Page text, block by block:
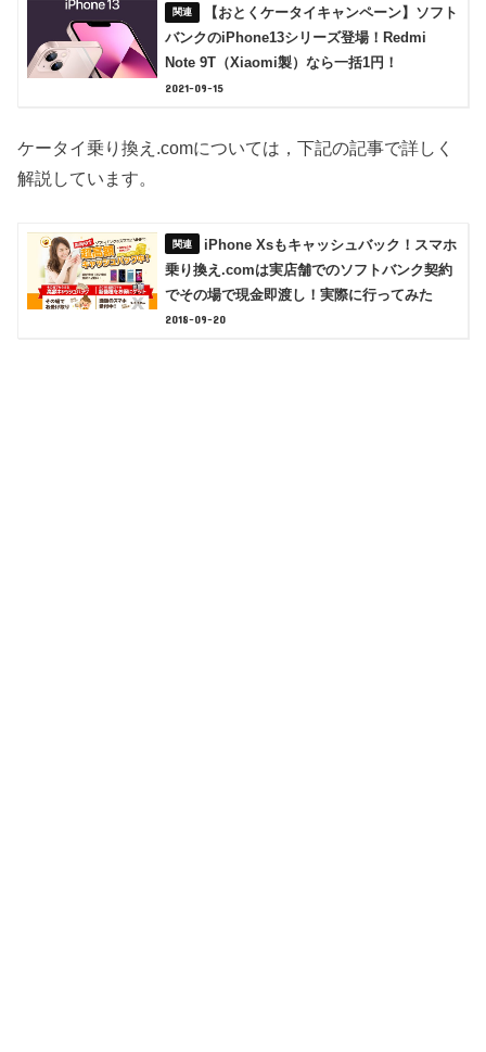
【おとくケータイキャンペーン】ソフト
バンクのiPhone13シリーズ登場！Redmi
Note 9T（Xiaomi製）なら一括1円！
2021-09-15
ケータイ乗り換え.comについては，下記の記事で詳しく
解説しています。
iPhone Xsもキャッシュバック！スマホ
乗り換え.comは実店舗でのソフトバンク契約
でその場で現金即渡し！実際に行ってみた
2018-09-20